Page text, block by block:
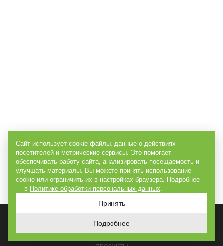
ГЛАВНАЯ
Сайт использует cookie-файлы, данные о действиях
посетителей и метрические сервисы. Это помогает
обеспечивать работу сайта, анализировать посещаемость и
улучшать материалы. Вы можете принять использование
cookie или ограничить их в настройках браузера. Подробнее
— в Политике обработки персональных данных.
Принять
Подробнее